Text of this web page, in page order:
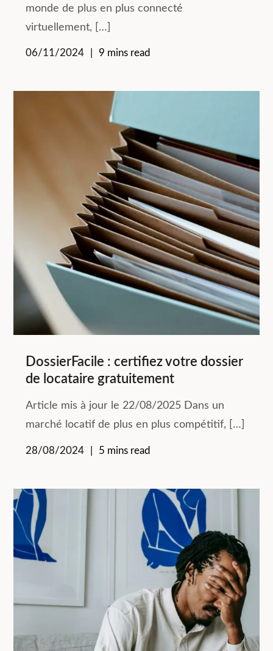
monde de plus en plus connecté
virtuellement, […]
06/11/2024 9 mins read
DossierFacile : certifiez votre dossier
de locataire gratuitement
Article mis à jour le 22/08/2025 Dans un
marché locatif de plus en plus compétitif, […]
28/08/2024 5 mins read